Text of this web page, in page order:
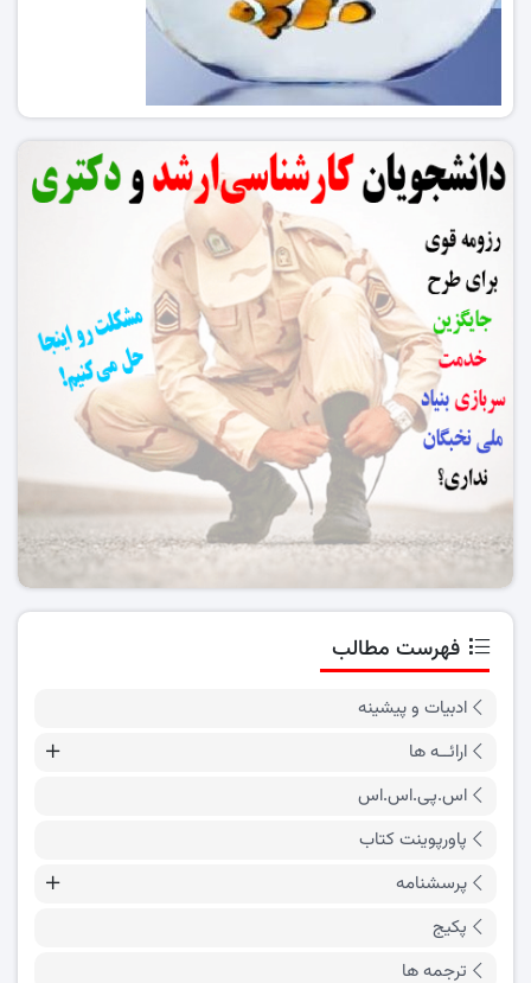
فهرست مطالب
ادبیات و پیشینه
ارائــه ها
اس.پی.اس.اس
پاورپوینت کتاب
پرسشنامه
پکیج
ترجمه ها